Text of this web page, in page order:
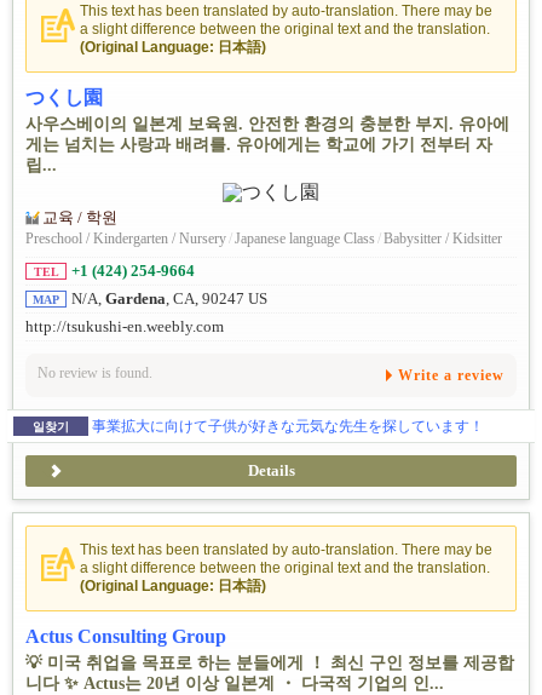
This text has been translated by auto-translation. There may be
a slight difference between the original text and the translation.
(Original Language: 日本語)
つくし園
사우스베이의 일본계 보육원. 안전한 환경의 충분한 부지. 유아에
게는 넘치는 사랑과 배려를. 유아에게는 학교에 가기 전부터 자
립...
교육 / 학원
Preschool / Kindergarten / Nursery/Japanese language Class /Babysitter / Kidsitter
TEL +1 (424) 254-9664
MAP N/A, Gardena, CA, 90247 US
http://tsukushi-en.weebly.com
No review is found. Write a review
일찾기 事業拡大に向けて子供が好きな元気な先生を探しています！
Details
This text has been translated by auto-translation. There may be
a slight difference between the original text and the translation.
(Original Language: 日本語)
Actus Consulting Group
💡 미국 취업을 목표로 하는 분들에게 ！ 최신 구인 정보를 제공합
니다 ✨ Actus는 20년 이상 일본계 ・ 다국적 기업의 인...